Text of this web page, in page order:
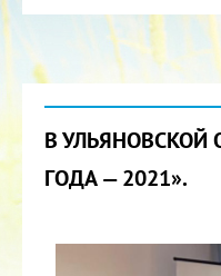
В УЛЬЯНОВСКОЙ
ГОДА — 2021».